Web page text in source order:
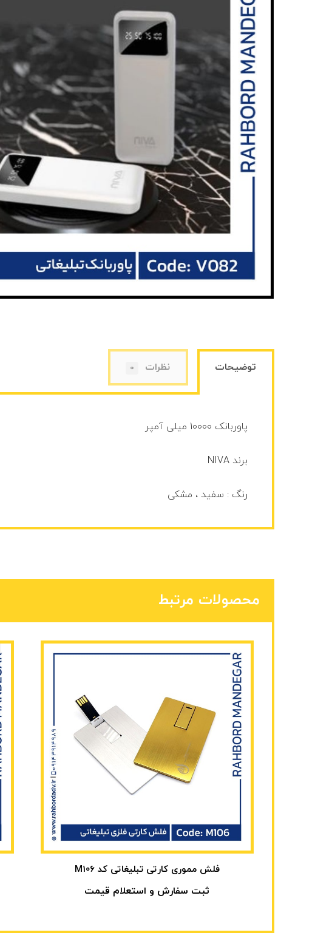
توضیحات نظرات 0
پاوربانک 10000 میلی آمپر
برند NIVA
رنگ : سفید ، مشکی
محصولات مرتبط
فلش مموری کارتی تبلیغاتی کد M106
ثبت سفارش و استعلام قیمت